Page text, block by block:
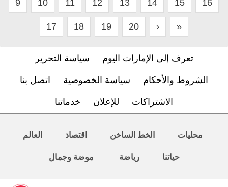
9 10 11 12 13 14 15 16
17 18 19 20 › »
تعرف إلى الإمارات اليوم سياسة التحرير
الشروط والأحكام سياسة الخصوصية اتصل بنا
الاشتراكات للإعلان خدماتنا
محليات الخط الساخن اقتصاد العالم
حياتنا رياضة موضة وجمال